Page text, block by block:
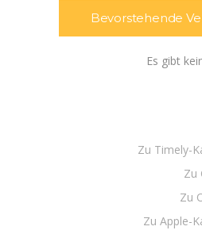
Bevorstehende
Es gibt
Zu Timely-
Zu
Zu
Zu Apple-